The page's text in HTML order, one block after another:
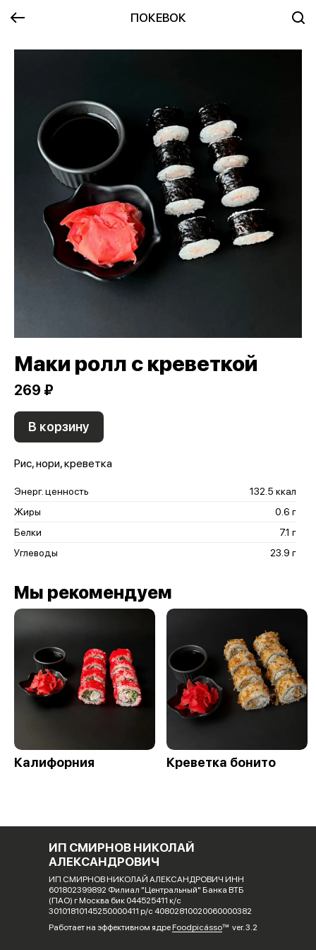
ПОКЕВОК
Маки ролл с креветкой
269 ₽
В корзину
Рис, нори, креветка
Энерг. ценность
132.5 ккал
Жиры
0.6 г
Белки
7.1 г
Углеводы
23.9 г
Мы рекомендуем
Калифорния Креветка бонито
ИП СМИРНОВ НИКОЛАЙ
АЛЕКСАНДРОВИЧ
ИП СМИРНОВ НИКОЛАЙ АЛЕКСАНДРОВИЧ ИНН
601802399892 Филиал "Центральный" Банка ВТБ
(ПАО) г Москва бик 044525411 к/с
30101810145250000411 р/с 40802810020060000382
Работает на эффективном ядре Foodpicássover. 3.2